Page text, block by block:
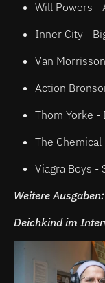
Will Powers -
Inner City -
Van
Action
Thom Yorke -
The Chemical
Viagra Boys -
Weitere Ausgaben:
Deichkind im